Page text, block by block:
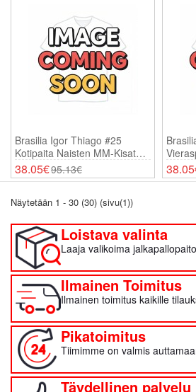
Brasilia Igor Thiago #25
Kotipaita Naisten MM-Kisat
2026 Lyhythihainen
38.05€95.13€
2026
Näytetään 1 - 30 (30) (sivu(1))
Loistava valinta
Laaja valikoima
Ilmainen Toimitus
Ilmainen toimitus kaikille
Pikatoimitus
Tiimimme on valmis
Täydellinen palvelu